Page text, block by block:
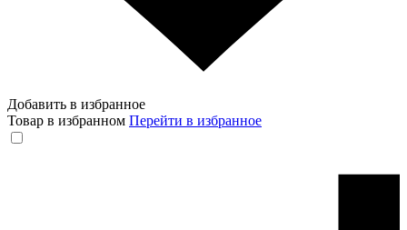
Добавить в избранное
Товар в избранном Перейти в избранное